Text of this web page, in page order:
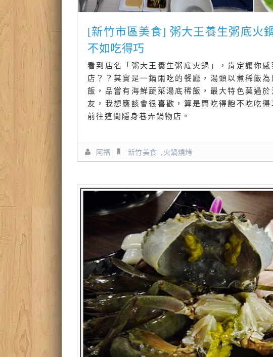
[新竹市區美食] 粥大王養生粥底火
不如吃得巧
看到店名「粥大王養生粥底火鍋」，肯定讓你
店？？其實是一鍋兩吃的餐廳，湯頭以煮稀飯
飯，品嘗有海鮮蔬菜湯底稀飯，最大特色莫過
友，我想應該會很喜歡，算是間吃得飽不吃吃
前往這間隱身巷弄鍋物店。
阿福 新竹美食 火鍋燒烤